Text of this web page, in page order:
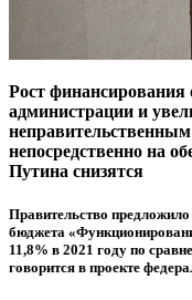
Рост финансирования
администрации и
непосредственно на
Путина снизятся
Правительство
бюджета
11,8% в 2021 году по
говорится в проекте